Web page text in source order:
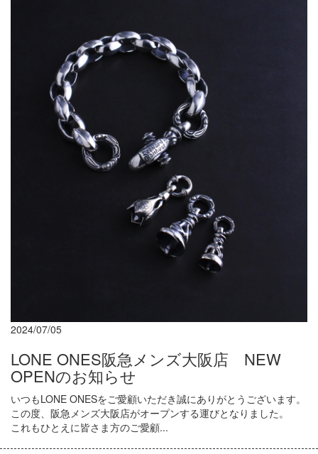
2024/07/05
LONE ONES阪急メンズ大阪店 NEW
OPENのお知らせ
いつもLONE ONESをご愛顧いただき誠にありがとうございます。
この度、阪急メンズ大阪店がオープンする運びとなりました。
これもひとえに皆さま方のご愛顧...